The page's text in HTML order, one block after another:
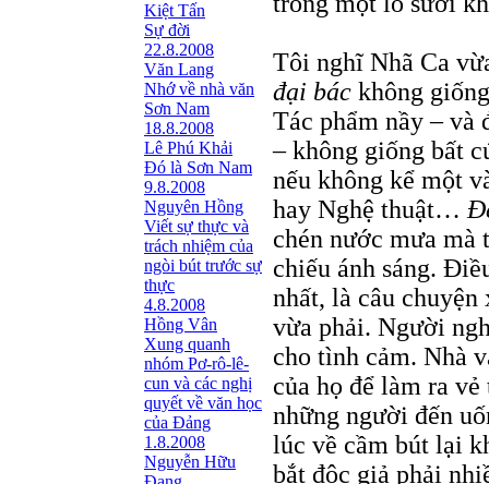
Kiệt Tấn
Sự đời
22.8.2008
Văn Lang
Nhớ về nhà văn
Sơn Nam
18.8.2008
Lê Phú Khải
Đó là Sơn Nam
9.8.2008
Nguyên Hồng
Viết sự thực và
trách nhiệm của
ngòi bút trước sự
thực
4.8.2008
Hồng Vân
Xung quanh
nhóm Pơ-rô-lê-
cun và các nghị
quyết về văn học
của Đảng
1.8.2008
Nguyễn Hữu
Tôi nghĩ Nhã Ca
đại bác không
Tác phẩm nầy – và
– không giống bất
nếu không kể một
hay Nghệ thuật…
chén nước mưa mà
chiếu ánh sáng.
nhất, là câu
vừa phải. Người
cho tình cảm. Nhà
của họ để làm ra
những người đến
lúc về cầm bút lại
bắt độc giả phải